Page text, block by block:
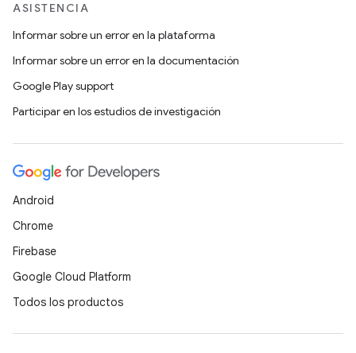
ASISTENCIA
Informar sobre un error en la plataforma
Informar sobre un error en la documentación
Google Play support
Participar en los estudios de investigación
Android
Chrome
Firebase
Google Cloud Platform
Todos los productos